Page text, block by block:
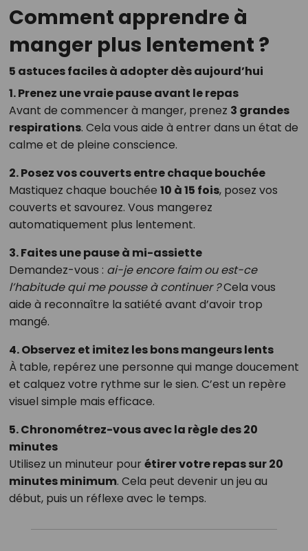
Comment apprendre à
manger plus lentement ?
5 astuces faciles à adopter dès aujourd’hui
1. Prenez une vraie pause avant le repas
Avant de commencer à manger, prenez 3 grandes
respirations. Cela vous aide à entrer dans un état de
calme et de pleine conscience.
2. Posez vos couverts entre chaque bouchée
Mastiquez chaque bouchée 10 à 15 fois, posez vos
couverts et savourez. Vous mangerez
automatiquement plus lentement.
3. Faites une pause à mi-assiette
Demandez-vous : ai-je encore faim ou est-ce
l’habitude qui me pousse à continuer ?Cela vous
aide à reconnaître la satiété avant d’avoir trop
mangé.
4. Observez et imitez les bons mangeurs lents
À table, repérez une personne qui mange doucement
et calquez votre rythme sur le sien. C’est un repère
visuel simple mais efficace.
5. Chronométrez-vous avec la règle des 20
minutes
Utilisez un minuteur pour étirer votre repas sur 20
minutes minimum. Cela peut devenir un jeu au
début, puis un réflexe avec le temps.